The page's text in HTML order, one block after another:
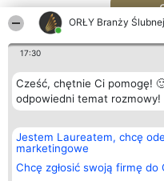
ORŁY Branży Ślubnej
17:30
Cześć, chętnie Ci pomogę!
odpowiedni temat rozmowy!
Jestem Laureatem, chcę
marketingowe
Chcę zgłosić swoją firmę do
Organizator plebiscytu
Bright Side Solutions sp. z o.
o. sp. k.
ul. Ruska 22
Wrocław 50-079